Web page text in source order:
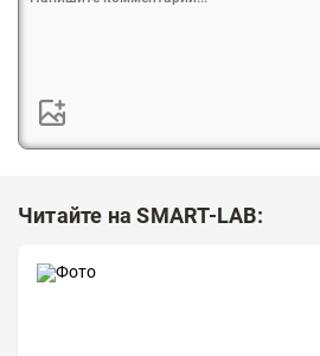
Читайте на SMART-LAB: